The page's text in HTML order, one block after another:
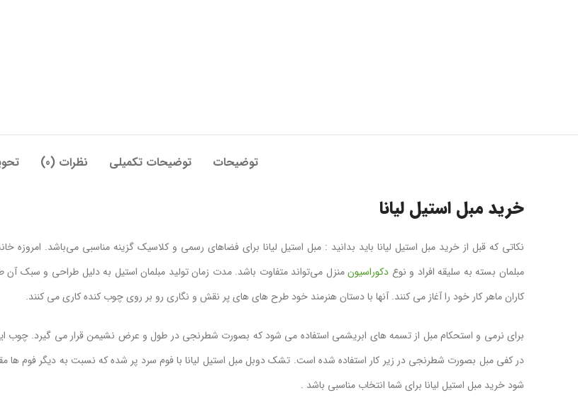
توضیحات توضیحات تکمیلی نظرات (0)
خرید مبل استیل لیانا
نکاتی که قبل از خرید مبل استیل لیانا باید بدانید : مبل استیل لیانا برای فضاهای رسمی و کلاسیک گزینه مناسبی می‌باشد.
مبلمان بسته به سلیقه افراد و نوع دکوراسیونمنزل می‌تواند متفاوت باشد. مدت زمان تولید مبلمان استیل به دلیل طراحی و سبک
کاران ماهر کار خود را آغاز می کنند. آنها با دستان هنرمند خود طرح های های پر نقش و نگاری رو بر روی چوب کنده کاری می کنند.
برای نرمی و استحکام مبل از تسمه های ابریشمی استفاده می شود که بصورت شطرنجی در طول و عرض نشیمن قرار می گیرد. چوب
در کفی مبل بصورت شطرنجی در زیر کار استفاده شده است. تشک دوبل مبل استیل لیانا با فوم سرد پر شده که نسبت به دیگر فوم
شود خرید مبل استیل لیانا برای شما انتخاب مناسبی باشد .